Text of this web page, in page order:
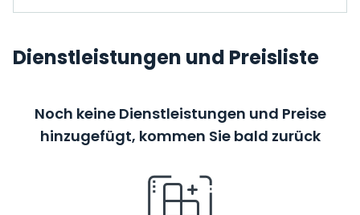
Dienstleistungen und Preisliste
Noch keine Dienstleistungen und Preise
hinzugefügt, kommen Sie bald zurück